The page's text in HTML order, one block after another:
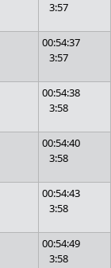
3:57
00:54:37
3:57
00:54:38
3:58
00:54:40
3:58
00:54:43
3:58
00:54:49
3:58